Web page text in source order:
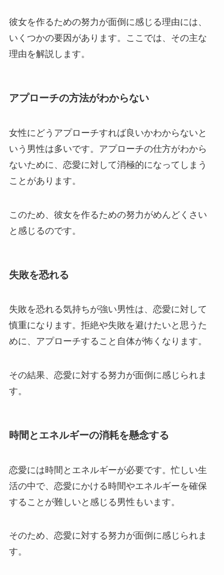
彼女を作るための努力が面倒に感じる理由には、
いくつかの要因があります。ここでは、その主な
理由を解説します。
アプローチの方法がわからない
女性にどうアプローチすれば良いかわからないと
いう男性は多いです。アプローチの仕方がわから
ないために、恋愛に対して消極的になってしまう
ことがあります。
このため、彼女を作るための努力がめんどくさい
と感じるのです。
失敗を恐れる
失敗を恐れる気持ちが強い男性は、恋愛に対して
慎重になります。拒絶や失敗を避けたいと思うた
めに、アプローチすること自体が怖くなります。
その結果、恋愛に対する努力が面倒に感じられま
す。
時間とエネルギーの消耗を懸念する
恋愛には時間とエネルギーが必要です。忙しい生
活の中で、恋愛にかける時間やエネルギーを確保
することが難しいと感じる男性もいます。
そのため、恋愛に対する努力が面倒に感じられま
す。